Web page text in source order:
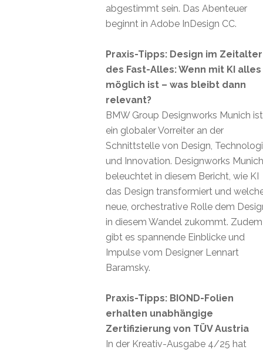
abgestimmt sein. Das Abenteuer
beginnt in Adobe InDesign CC.
Praxis-Tipps: Design im Zeitalter
des Fast-Alles: Wenn mit KI alles
möglich ist – was bleibt dann
relevant?
BMW Group Designworks Munich ist
ein globaler Vorreiter an der
Schnittstelle von Design,
und Innovation. Designworks Munich
beleuchtet in diesem Bericht, wie KI
das Design transformiert und
neue, orchestrative Rolle dem
in diesem Wandel zukommt. Zudem
gibt es spannende Einblicke und
Impulse vom Designer Lennart
Baramsky.
Praxis-Tipps: BIOND-Folien
erhalten unabhängige
Zertifizierung von TÜV Austria
In der Kreativ-Ausgabe 4/25 hat